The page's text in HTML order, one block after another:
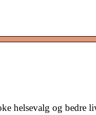
helsevalg og bedre